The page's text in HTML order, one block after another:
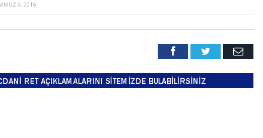
9, 2016
FacebookTwitter Email